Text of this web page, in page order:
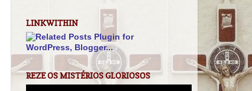
LINKWITHIN
REZE OS MISTÉRIOS GLORIOSOS